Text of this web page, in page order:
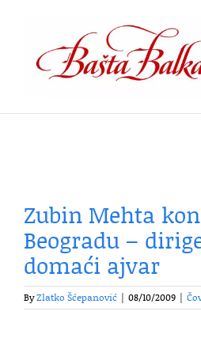
content
Zubin Mehta
Beogradu –
domaći ajvar
ByZlatko Šćepanović 08/10/2009